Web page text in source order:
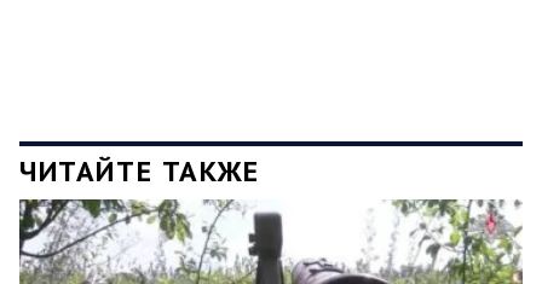
ЧИТАЙТЕ ТАКЖЕ